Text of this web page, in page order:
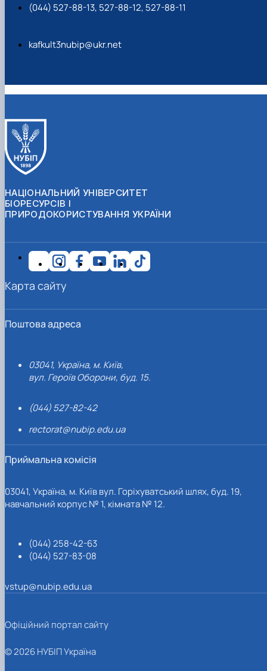
(044) 527-88-13, 527-88-12, 527-88-11
kafkult3nubip@ukr.net
НАЦІОНАЛЬНИЙ УНІВЕРСИТЕТ
БІОРЕСУРСІВ І
ПРИРОДОКОРИСТУВАННЯ УКРАЇНИ
Поштова адреса
03041, Україна, м. Київ,
вул. Героїв Оборони, буд. 15.
(044) 527-82-42
rectorat@nubip.edu.ua
Приймальна комісія
03041, Україна, м. Київ вул. Горіхуватський шлях, буд. 19,
навчальний корпус № 1, кімната № 12.
(044) 258-42-63
(044) 527-83-08
vstup@nubip.edu.ua
Карта сайту
Офіційний портал сайту
© 2026 НУБІП Україна